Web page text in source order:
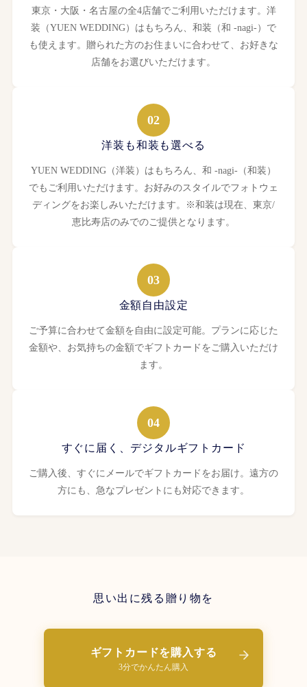
東京・大阪・名古屋の全4店舗でご利用いただけます。洋
装（YUEN WEDDING）はもちろん、和装（和 -nagi-）で
も使えます。贈られた方のお住まいに合わせて、お好きな
店舗をお選びいただけます。
02
洋装も和装も選べる
YUEN WEDDING（洋装）はもちろん、和 -nagi-（和装）
でもご利用いただけます。お好みのスタイルでフォトウェ
ディングをお楽しみいただけます。※和装は現在、東京/
恵比寿店のみでのご提供となります。
03
金額自由設定
ご予算に合わせて金額を自由に設定可能。プランに応じた
金額や、お気持ちの金額でギフトカードをご購入いただけ
ます。
04
すぐに届く、デジタルギフトカード
ご購入後、すぐにメールでギフトカードをお届け。遠方の
方にも、急なプレゼントにも対応できます。
思い出に残る贈り物を
ギフトカードを購入する
3分でかんたん購入